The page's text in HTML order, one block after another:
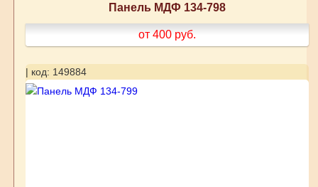
Панель МДФ 134-798
от 400 руб.
| код: 149884